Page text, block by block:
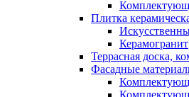
Плитка
Керамогранит
Террасная доска,
Фасадные